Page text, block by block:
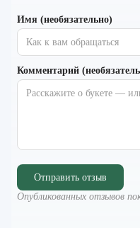
Имя (необязательно)
Комментарий
Отправить отзыв
Опубликованных отзывов